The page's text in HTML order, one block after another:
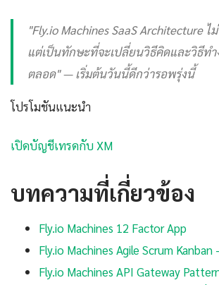
"Fly.io Machines SaaS Architecture ไ
แต่เป็นทักษะที่จะเปลี่ยนวิธีคิดและวิธีท
ตลอด" — เริ่มต้นวันนี้ดีกว่ารอพรุ่งนี้
โปรโมชันแนะนำ
เปิดบัญชีเทรดกับ XM
บทความที่เกี่ยวข้อง
Fly.io Machines 12 Factor App
Fly.io Machines Agile Scrum Kanban
Fly.io Machines API Gateway